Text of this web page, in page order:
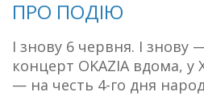
ПРО ПОДІЮ
І знову 6 червня. І
концерт OKAZIA вдома, у
— на честь 4-го дня